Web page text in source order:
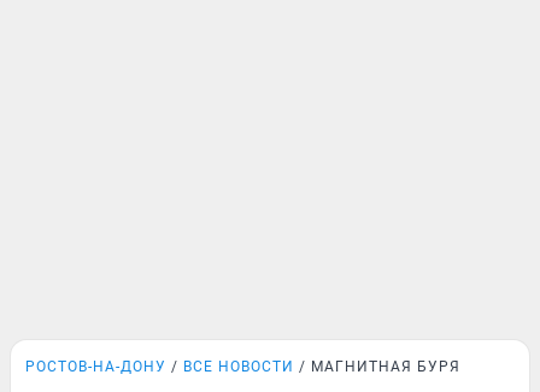
РОСТОВ-НА-ДОНУ ВСЕ НОВОСТИ МАГНИТНАЯ БУРЯ